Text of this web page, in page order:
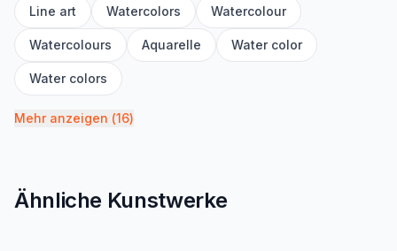
Line art Watercolors Watercolour
Watercolours Aquarelle Water color
Water colors
Mehr anzeigen (16)
Ähnliche Kunstwerke